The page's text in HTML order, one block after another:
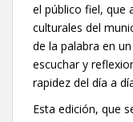
el público fiel, que
culturales del
de la palabra en
escuchar y
rapidez del día a
Esta edición, que